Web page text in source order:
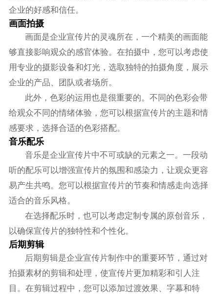
企业的好感和信任。
画面拍摄
画面是企业宣传片的灵魂所在，一个精美的画面能
够直接影响观众的感官体验。在拍摄中，您可以考虑使
用专业的摄影设备和灯光，选取独特的拍摄角度，展示
企业的产品、团队或者场所。
此外，色彩的运用也是很重要的。不同的色彩会带
给观众不同的情绪体验，您可以根据宣传片的主题和情
感要求，选择合适的色彩搭配。
音乐配乐
音乐是企业宣传片中不可或缺的元素之一。一段动
听的配乐可以增强宣传片的氛围和感染力，让观众更容
易产生共鸣。您可以根据宣传片的节奏和情感走向选择
适合的音乐风格。
在选择配乐时，也可以考虑定制专属的原创音乐，
以确保宣传片的独特性和个性化。
后期剪辑
后期剪辑是企业宣传片制作中的重要环节，通过对
拍摄素材的剪辑和处理，使宣传片更加精彩和引人注
目。在剪辑过程中，您可以添加过渡效果、字幕和特